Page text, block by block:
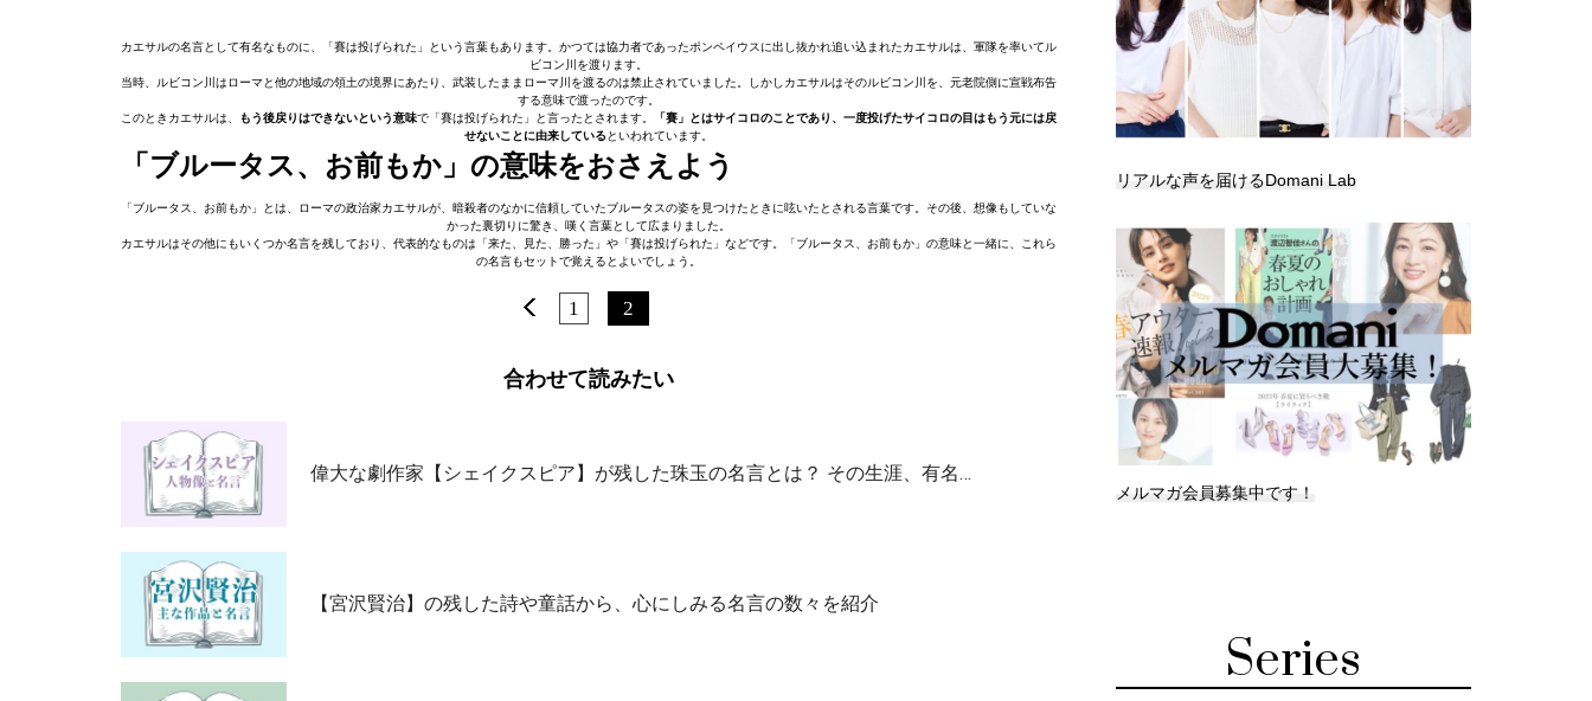
カエサルの名言として有名なものに、「賽は投げられた」という言葉もあります。かつては協力者であったポンペイウスに出し抜かれ追い込まれたカエサルは、軍隊を率いてル
ビコン川を渡ります。
当時、ルビコン川はローマと他の地域の領土の境界にあたり、武装したままローマ川を渡るのは禁止されていました。しかしカエサルはそのルビコン川を、元老院側に宣戦布告
する意味で渡ったのです。
このときカエサルは、
もう後戻りはできないという意味で「賽は投げられた」と言ったとされます。
「賽」とはサイコロのことであり、一度投げたサイコロの目はもう元には戻
せないことに由来しているといわれています。
「ブルータス、お前もか」の意味をおさえよう
「ブルータス、お前もか」とは、ローマの政治家カエサルが、暗殺者のなかに信頼していたブルータスの姿を見つけたときに呟いたとされる言葉です。その後、想像もしていな
かった裏切りに驚き、嘆く言葉として広まりました。
カエサルはその他にもいくつか名言を残しており、代表的なものは「来た、見た、勝った」や「賽は投げられた」などです。「ブルータス、お前もか」の意味と一緒に、これら
の名言もセットで覚えるとよいでしょう。
1 2
合わせて読みたい
偉大な劇作家【シェイクスピア】が残した珠玉の名言とは？ その生涯、有名…
【宮沢賢治】の残した詩や童話から、心にしみる名言の数々を紹介
リアルな声を届けるDomani Lab
メルマガ会員募集中です！
Series